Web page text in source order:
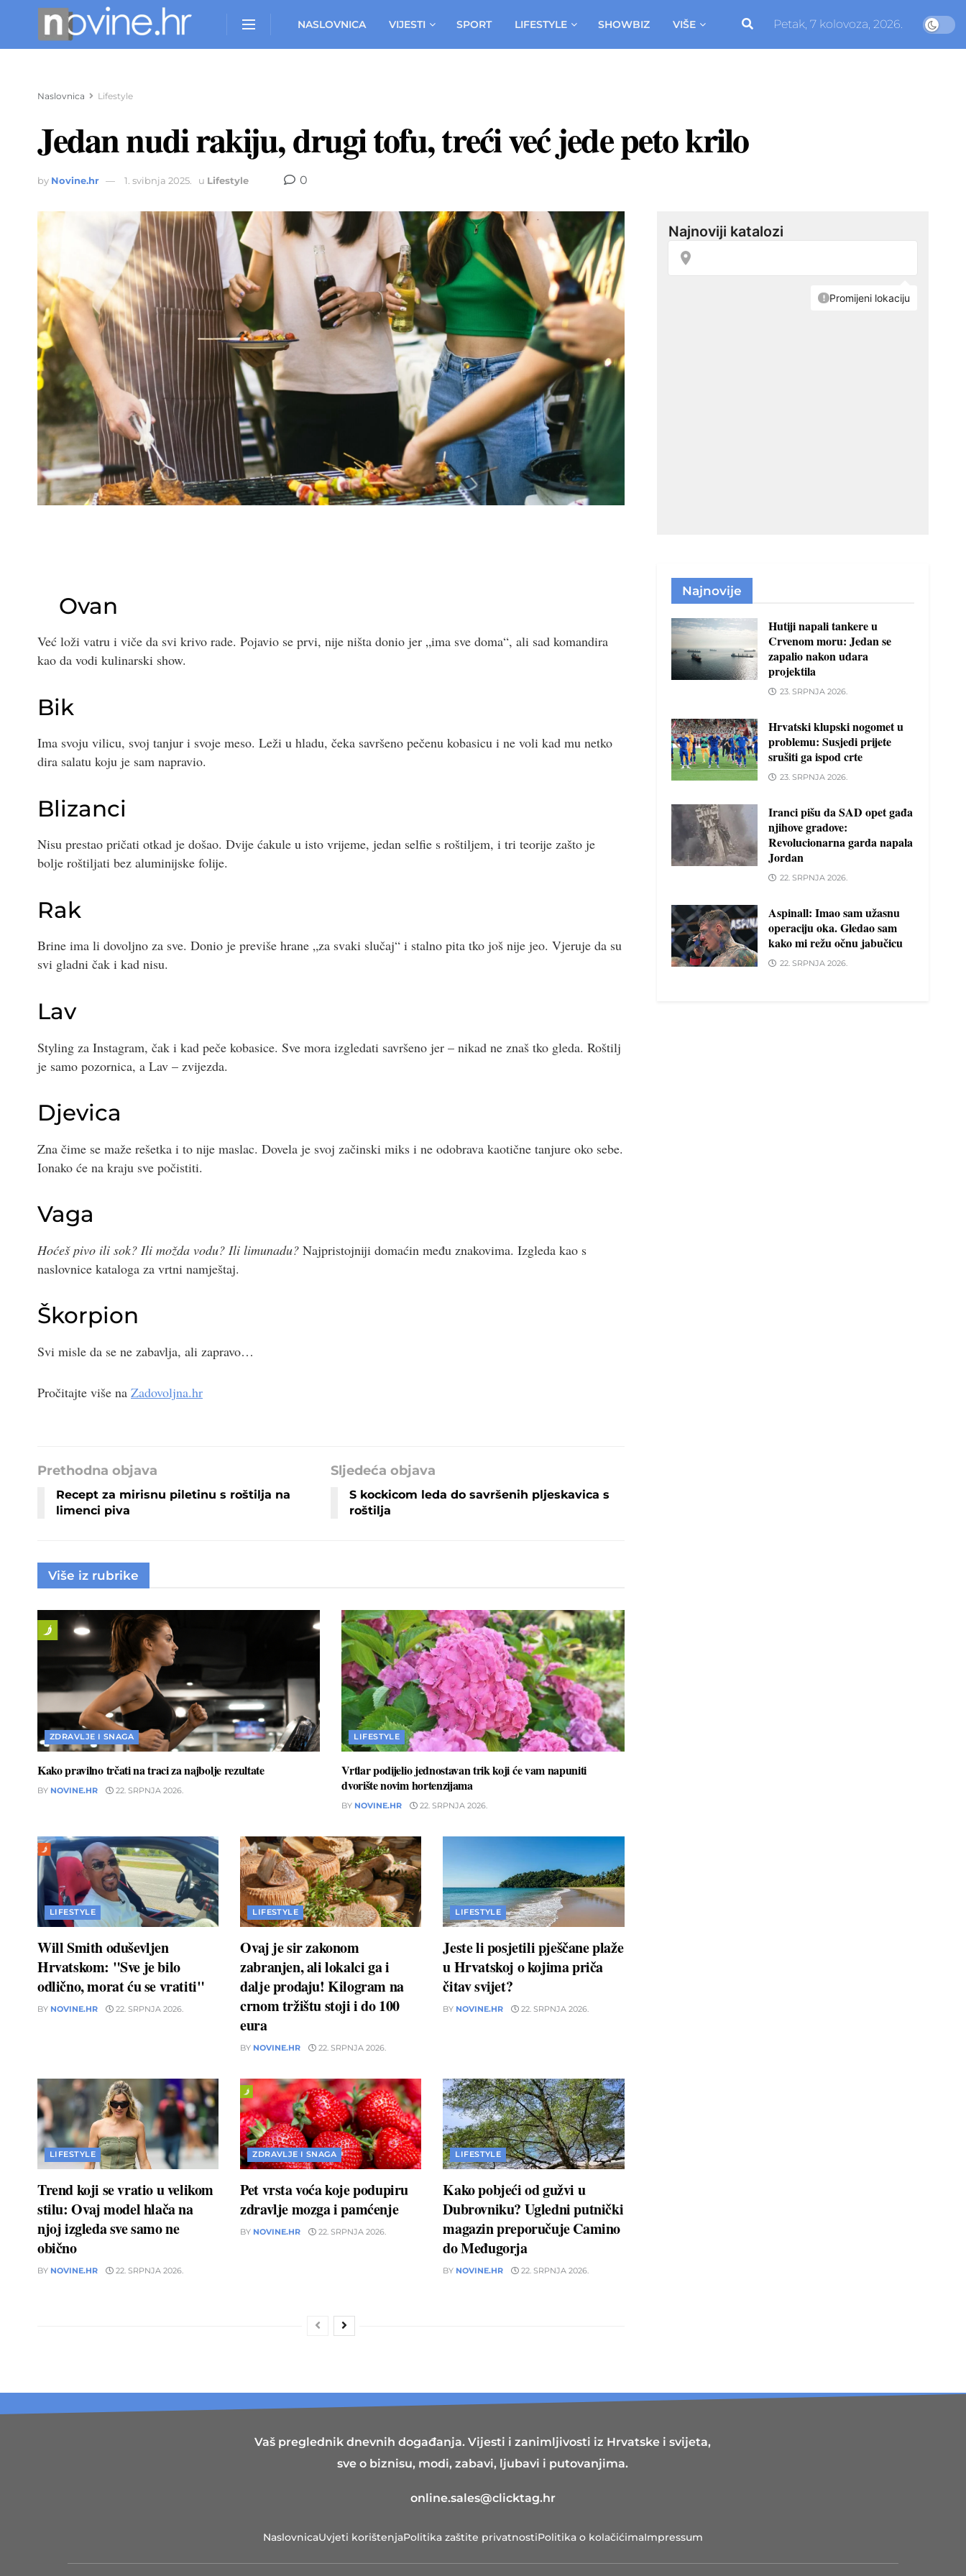
NASLOVNICA VIJESTI SPORT LIFESTYLE SHOWBIZ VIŠE Petak, 7 kolovoza, 2026.
Naslovnica Lifestyle
Jedan nudi rakiju, drugi tofu, treći već jede peto krilo
by Novine.hr 1. svibnja 2025. u Lifestyle 0
Ovan
Već loži vatru i viče da svi krivo rade. Pojavio se prvi, nije ništa donio jer „ima sve doma“, ali sad komandira
kao da vodi kulinarski show.
Bik
Ima svoju vilicu, svoj tanjur i svoje meso. Leži u hladu, čeka savršeno pečenu kobasicu i ne voli kad mu netko
dira salatu koju je sam napravio.
Blizanci
Nisu prestao pričati otkad je došao. Dvije ćakule u isto vrijeme, jedan selfie s roštiljem, i tri teorije zašto je
bolje roštiljati bez aluminijske folije.
Rak
Brine ima li dovoljno za sve. Donio je previše hrane „za svaki slučaj“ i stalno pita tko još nije jeo. Vjeruje da su
svi gladni čak i kad nisu.
Lav
Styling za Instagram, čak i kad peče kobasice. Sve mora izgledati savršeno jer – nikad ne znaš tko gleda. Roštilj
je samo pozornica, a Lav – zvijezda.
Djevica
Zna čime se maže rešetka i to nije maslac. Dovela je svoj začinski miks i ne odobrava kaotične tanjure oko sebe.
Ionako će na kraju sve počistiti.
Vaga
Hoćeš pivo ili sok? Ili možda vodu? Ili limunadu? Najpristojniji domaćin među znakovima. Izgleda kao s
naslovnice kataloga za vrtni namještaj.
Škorpion
Svi misle da se ne zabavlja, ali zapravo…
Pročitajte više na Zadovoljna.hr
Prethodna objava
Recept za mirisnu piletinu s roštilja na
limenci piva
Sljedeća objava
S kockicom leda do savršenih pljeskavica s
roštilja
Više iz rubrike
ZDRAVLJE I SNAGA
Kako pravilno trčati na traci za najbolje rezultate
BY NOVINE.HR 22. SRPNJA 2026.
LIFESTYLE
Vrtlar podijelio jednostavan trik koji će vam napuniti
dvorište novim hortenzijama
BY NOVINE.HR 22. SRPNJA 2026.
LIFESTYLE
Will Smith oduševljen
Hrvatskom: "Sve je bilo
odlično, morat ću se vratiti"
BY NOVINE.HR 22. SRPNJA 2026.
LIFESTYLE
Ovaj je sir zakonom
zabranjen, ali lokalci ga i
dalje prodaju! Kilogram na
crnom tržištu stoji i do 100
eura
BY NOVINE.HR 22. SRPNJA 2026.
LIFESTYLE
Jeste li posjetili pješčane plaže
u Hrvatskoj o kojima priča
čitav svijet?
BY NOVINE.HR 22. SRPNJA 2026.
LIFESTYLE
Trend koji se vratio u velikom
stilu: Ovaj model hlača na
njoj izgleda sve samo ne
obično
BY NOVINE.HR 22. SRPNJA 2026.
ZDRAVLJE I SNAGA
Pet vrsta voća koje podupiru
zdravlje mozga i pamćenje
BY NOVINE.HR 22. SRPNJA 2026.
LIFESTYLE
Kako pobjeći od gužvi u
Dubrovniku? Ugledni putnički
magazin preporučuje Camino
do Međugorja
BY NOVINE.HR 22. SRPNJA 2026.
Najnovije
Hutiji napali tankere u
Crvenom moru: Jedan se
zapalio nakon udara
projektila
23. SRPNJA 2026.
Hrvatski klupski nogomet u
problemu: Susjedi prijete
srušiti ga ispod crte
23. SRPNJA 2026.
Iranci pišu da SAD opet gađa
njihove gradove:
Revolucionarna garda napala
Jordan
22. SRPNJA 2026.
Aspinall: Imao sam užasnu
operaciju oka. Gledao sam
kako mi režu očnu jabučicu
22. SRPNJA 2026.
Vaš preglednik dnevnih događanja. Vijesti i zanimljivosti iz Hrvatske i svijeta,
sve o biznisu, modi, zabavi, ljubavi i putovanjima.
online.sales@clicktag.hr
NaslovnicaUvjeti korištenjaPolitika zaštite privatnostiPolitika o kolačićimaImpressum